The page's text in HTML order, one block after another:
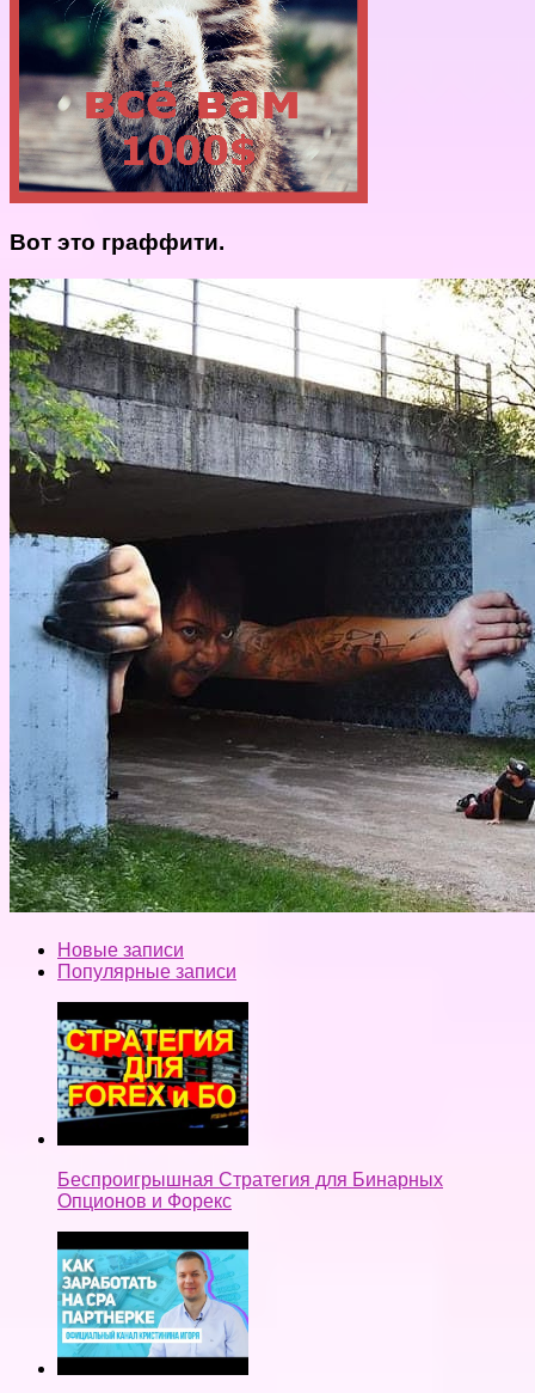
Вот это граффити.
Новые записи
Популярные записи
Беспроигрышная Стратегия для Бинарных
Опционов и Форекс